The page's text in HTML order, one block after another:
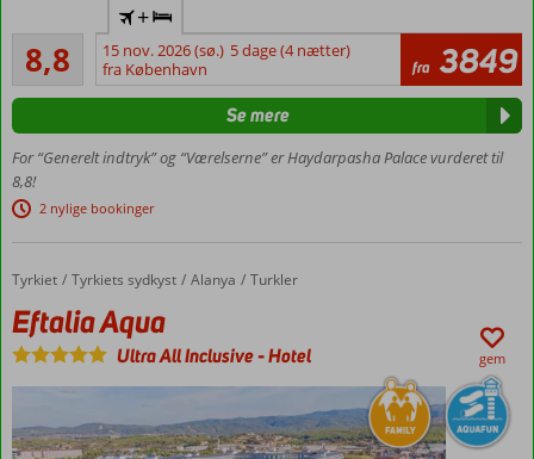
til
Gazipasa
Vandland
Mange
faciliteter
familien
Strandbar
inkluderet
i Ultra All
Inclusive
Værelser
plads til
8,8
Alletiders
216
anmeldelser
+
15 nov. 2026 (sø.) 5 dage (4 nætter)
fra København
fra 3849
For “Generelt indtryk” og “Værelserne” er Haydarpasha Palace vurderet til
8,8!
2 nylige bookinger
Se mere
Forside
Tyrkiet Tyrkiets sydkyst Alanya Turkler
Eftalia Aqua
Eftalia Aqua
Ultra All Inclusive-Hotel gem